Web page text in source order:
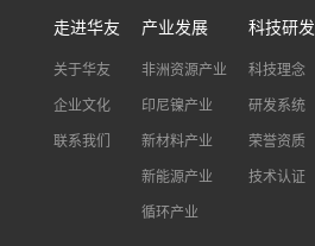
走进华友
关于华友
企业文化
联系我们
产业发展
非洲资源产业
印尼镍产业
新材料产业
新能源产业
循环产业
科技研发
科技理念
研发系统
荣誉资质
技术认证